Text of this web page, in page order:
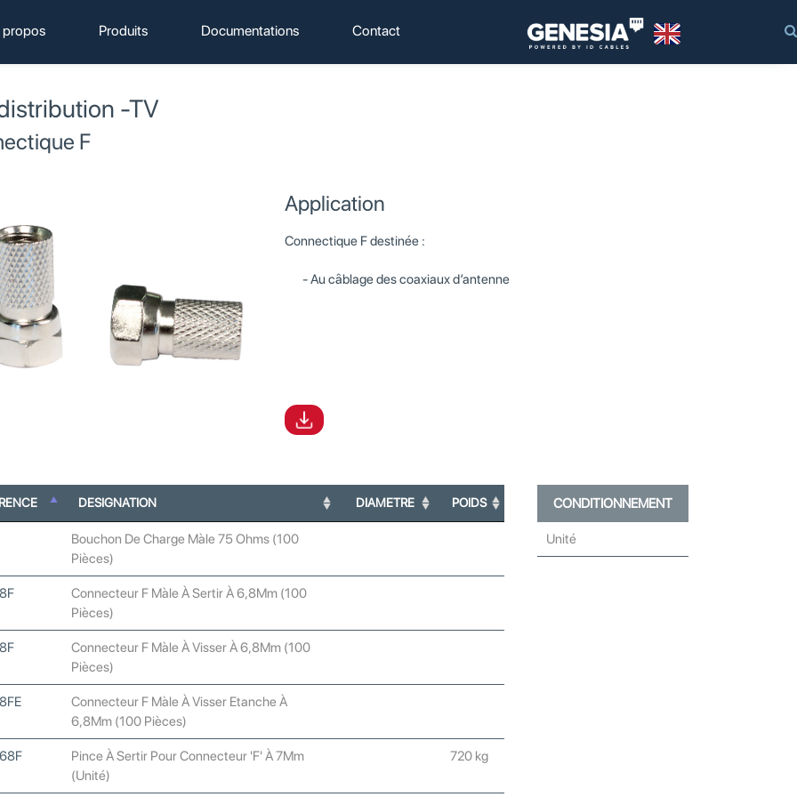
propos Produits Documentations Contact
-TV
F
Application
Connectique F destinée :
Au câblage des coaxiaux d’antenne
DESIGNATION DIAMETRE POIDS
Bouchon De Charge Màle 75 Ohms (100
Pièces)
Connecteur F Màle À Sertir À 6,8Mm (100
Pièces)
Connecteur F Màle À Visser À 6,8Mm (100
Pièces)
Connecteur F Màle À Visser Etanche À
6,8Mm (100 Pièces)
Pince À Sertir Pour Connecteur 'F' À 7Mm
(Unité)
720 kg
CONDITIONNEMENT
Unité